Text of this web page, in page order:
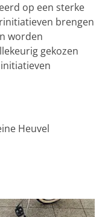
op een sterke
brengen
worden
gekozen
Heuvel